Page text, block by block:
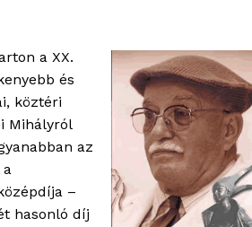
a XX.
és
köztéri
Mihályról
az
a
–
hasonló díj